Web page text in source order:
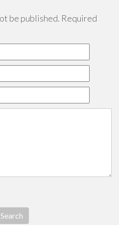
be published. Required